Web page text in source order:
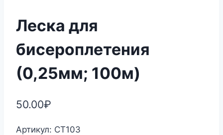
Леска для
бисероплетения
(0,25мм; 100м)
50.00₽
Артикул: СТ103